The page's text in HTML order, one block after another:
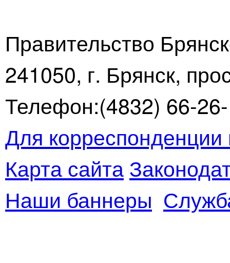
Правительство
241050, г. Брянск,
Телефон:(4832) 66-
Для
Карта сайта
Наши баннеры